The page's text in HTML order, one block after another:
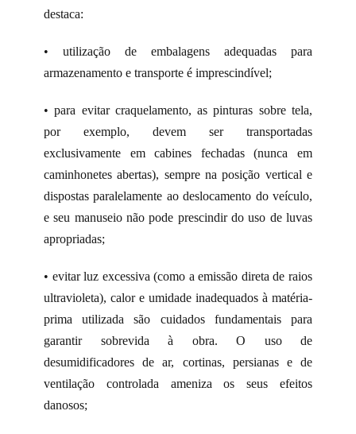
destaca:
• utilização de embalagens adequadas para
armazenamento e transporte é imprescindível;
• para evitar craquelamento, as pinturas sobre tela,
por exemplo, devem ser transportadas
exclusivamente em cabines fechadas (nunca em
caminhonetes abertas), sempre na posição vertical e
dispostas paralelamente ao deslocamento do veículo,
e seu manuseio não pode prescindir do uso de luvas
apropriadas;
• evitar luz excessiva (como a emissão direta de raios
ultravioleta), calor e umidade inadequados à matéria-
prima utilizada são cuidados fundamentais para
garantir sobrevida à obra. O uso de
desumidificadores de ar, cortinas, persianas e de
ventilação controlada ameniza os seus efeitos
danosos;